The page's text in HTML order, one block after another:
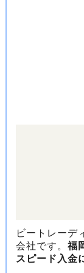
ビートレーデ
会社です。 福
スピード入金